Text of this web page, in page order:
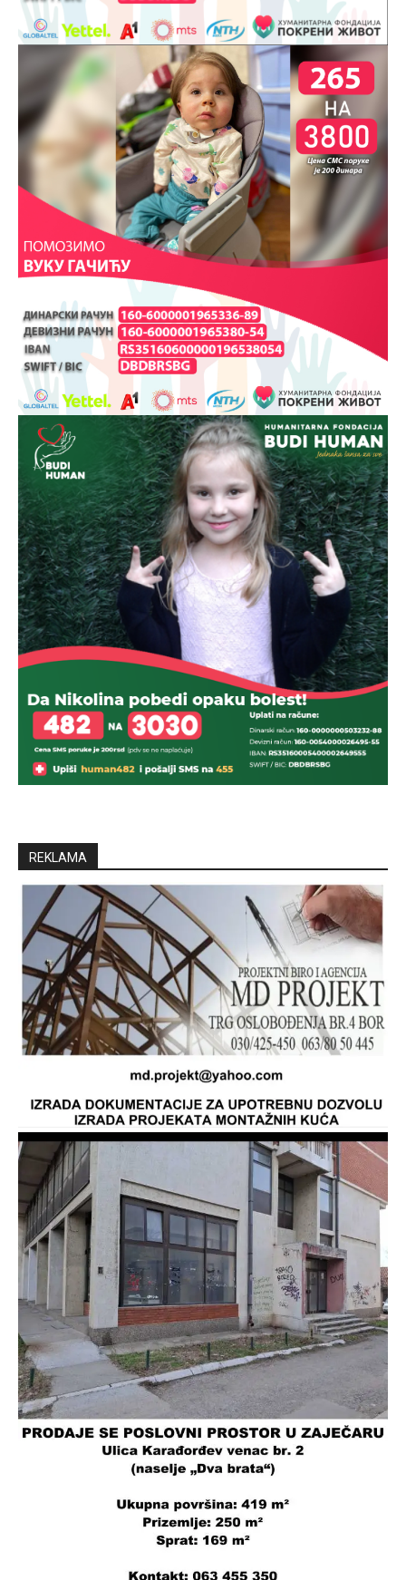
REKLAMA